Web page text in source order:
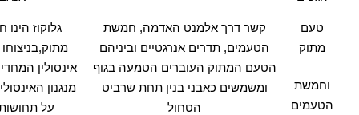
טעם
מתוק
וחמשת
הטעמים
קשר דרך אלמנט האדמה, חמשת
הטעמים, תדרים אנרגטיים וביניהם
הטעם המתוק העוברים הטמעה בגוף
ומשמשים כאבני בנין תחת שרביט
הטחול
גלוקוז
מתוק,
אינסולין
מנגנון
על